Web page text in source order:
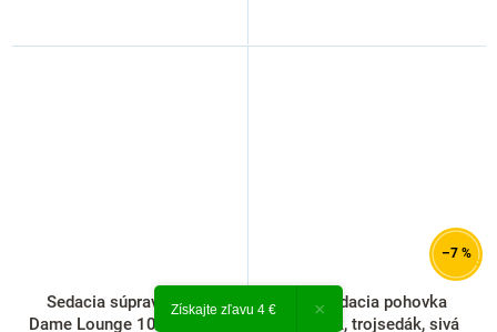
Sedacia súprava Notre
Dame Lounge 103, čierna /
–7 %
Rozkladacia pohovka
Maverick, trojsedák, sivá
Získajte zľavu 4 € ×